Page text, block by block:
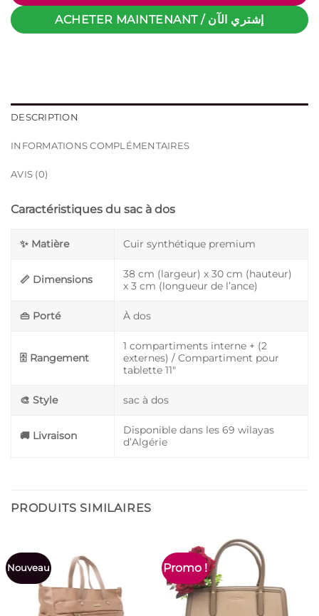
ACHETER MAINTENANT / إشتري الآن
DESCRIPTION
INFORMATIONS COMPLÉMENTAIRES
AVIS (0)
Caractéristiques du sac à dos
✨ Matière Cuir synthétique premium
📏 Dimensions
38 cm (largeur) x 30 cm (hauteur)
x 3 cm (longueur de l’ance)
👜 Porté À dos
🗄️ Rangement
1 compartiments interne + (2
externes) / Compartiment pour
tablette 11″
🎨 Style sac à dos
🚚 Livraison
Disponible dans les 69 wilayas
d’Algérie
PRODUITS SIMILAIRES
Nouveau Promo !